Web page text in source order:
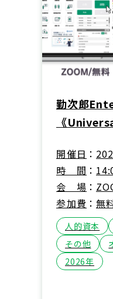
勤次郎
《
開催日
時間
会場
参加費
無
人的資本
その他
2026年